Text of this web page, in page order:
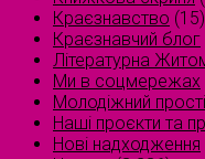
Краєзнавство (15)
Краєзнавчий блог
Літературна
Ми в соцмережах
Молодіжний
Наші проєкти та
Нові надходження